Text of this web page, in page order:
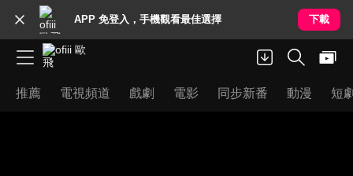
APP 免登入，手機觀看最佳選擇 下載
推薦 電視頻道 戲劇 電影 同步新番 動漫 短